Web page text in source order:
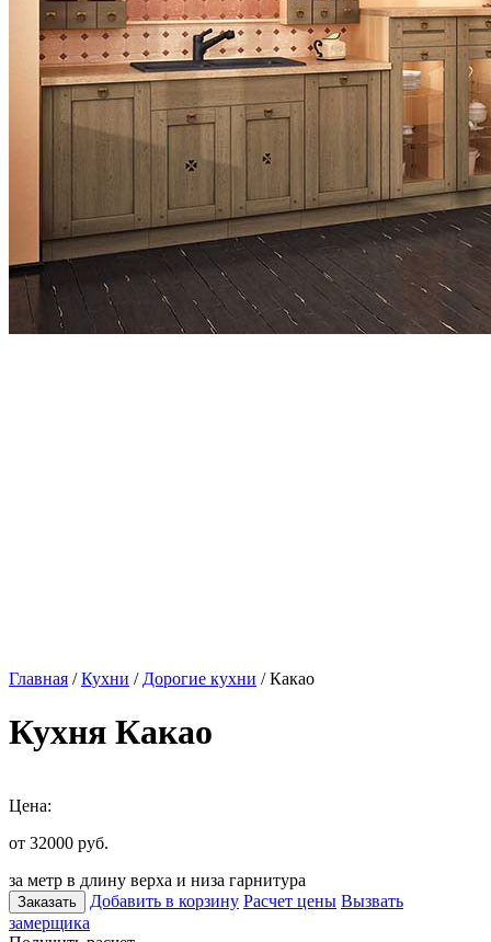
Главная /Кухни / Дорогие кухни / Какао
Кухня Какао
Цена:
от 32000 руб.
за метр в длину верха и низа гарнитура
Заказать Добавить в корзину Расчет цены Вызвать
замерщика